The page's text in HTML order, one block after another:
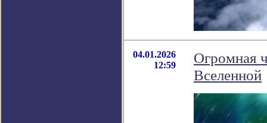
04.01.2026
12:59
Огромная
Вселенной